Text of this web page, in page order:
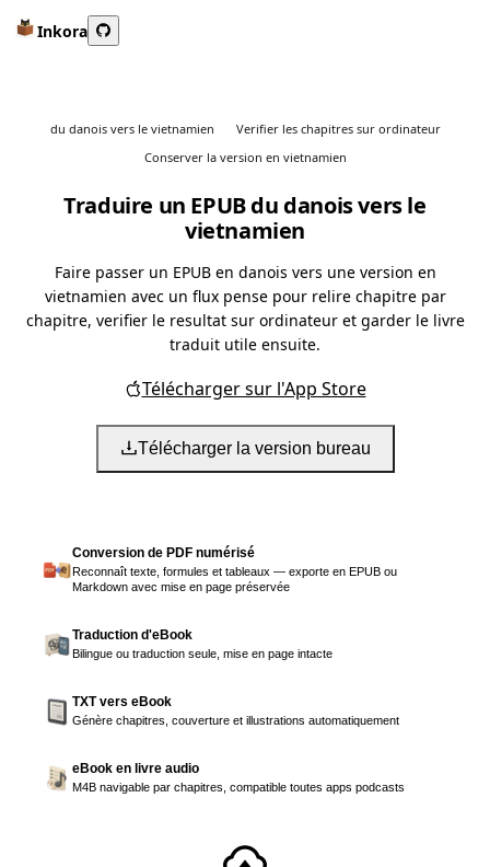
Inkora
du danois vers le vietnamien
Verifier les chapitres sur ordinateur
Conserver la version en vietnamien
Traduire un EPUB du danois vers le
vietnamien
Faire passer un EPUB en danois vers une version en
vietnamien avec un flux pense pour relire chapitre par
chapitre, verifier le resultat sur ordinateur et garder le livre
traduit utile ensuite.
Télécharger sur l'App Store
Télécharger la version bureau
Conversion de PDF numérisé
Reconnaît texte, formules et tableaux — exporte en EPUB ou
Markdown avec mise en page préservée
Traduction d'eBook
Bilingue ou traduction seule, mise en page intacte
TXT vers eBook
Génère chapitres, couverture et illustrations automatiquement
eBook en livre audio
M4B navigable par chapitres, compatible toutes apps podcasts